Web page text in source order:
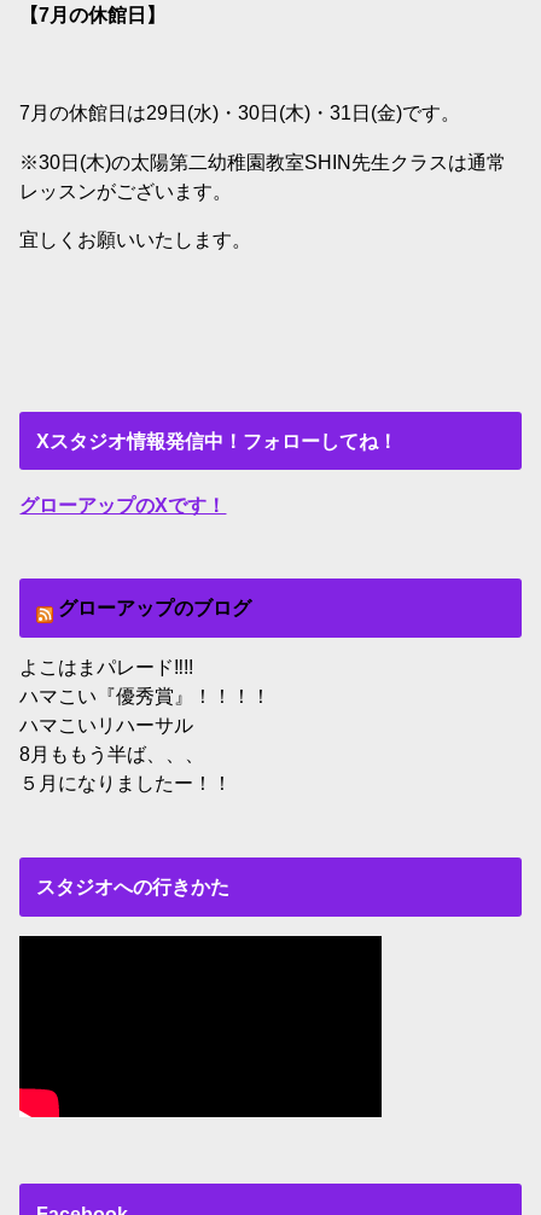
【7月の休館日】
7月の休館日は29日(水)・30日(木)・31日(金)です。
※30日(木)の太陽第二幼稚園教室SHIN先生クラスは通常
レッスンがございます。
宜しくお願いいたします。
Xスタジオ情報発信中！フォローしてね！
グローアップのXです！
グローアップのブログ
よこはまパレード‼︎!!
ハマこい『優秀賞』！！！！
ハマこいリハーサル
8月ももう半ば、、、
５月になりましたー！！
スタジオへの行きかた